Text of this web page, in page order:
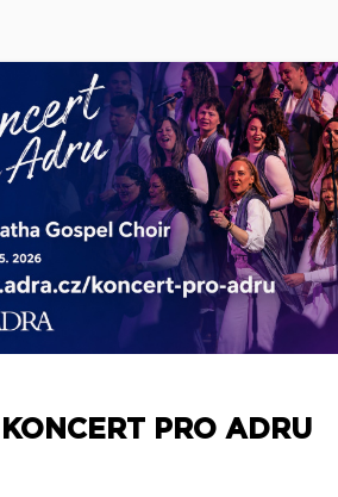
KONCERT PRO ADRU